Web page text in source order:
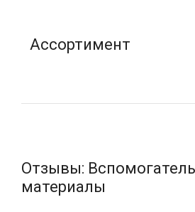
Ассортимент
Отзывы:
материалы